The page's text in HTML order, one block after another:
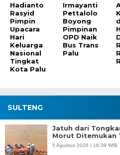
Hadianto
Rasyid
Pimpin
Upacara
Hari
Keluarga
Nasional
Tingkat
Kota Palu
Irmayanti
Pettalolo
Boyong
Pimpinan
OPD Naik
Bus Trans
Palu
SULTENG
Jatuh dari
Morut Ditemukan
5 Agustus 2026 | 16:39 WIB